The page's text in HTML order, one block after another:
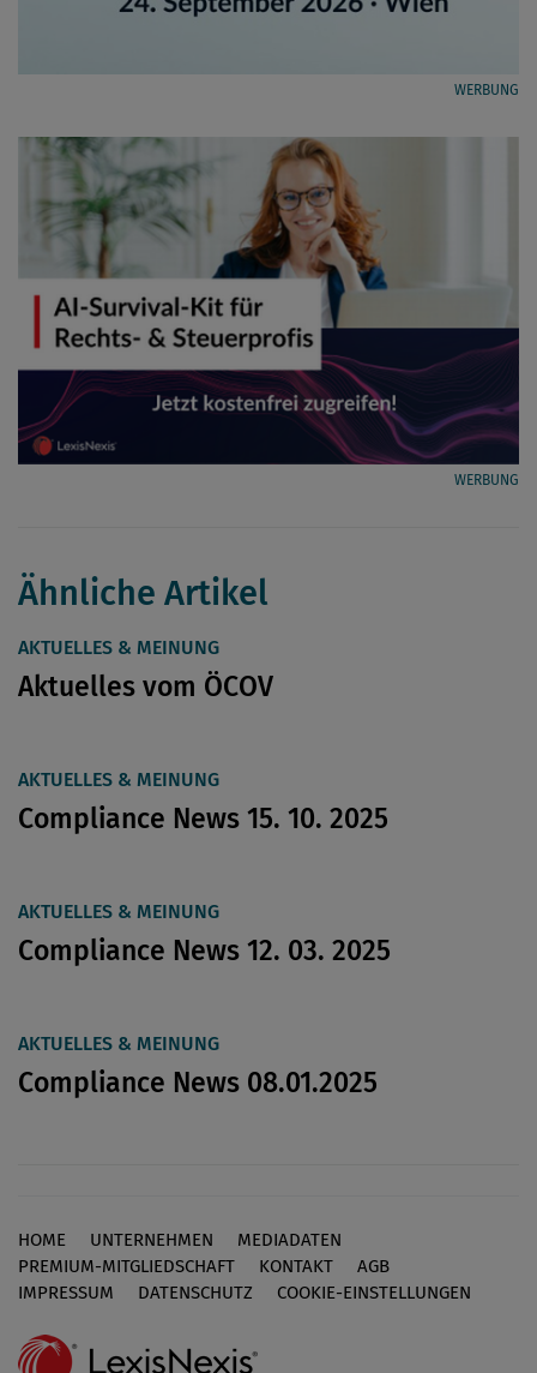
WERBUNG
WERBUNG
Ähnliche Artikel
AKTUELLES & MEINUNG
Aktuelles vom ÖCOV
AKTUELLES & MEINUNG
Compliance News 15. 10. 2025
AKTUELLES & MEINUNG
Compliance News 12. 03. 2025
AKTUELLES & MEINUNG
Compliance News 08.01.2025
Footer
HOME UNTERNEHMEN
MEDIADATEN
PREMIUM-MITGLIEDSCHAFT
KONTAKT
AGB
IMPRESSUM
DATENSCHUTZ COOKIE-EINSTELLUNGEN